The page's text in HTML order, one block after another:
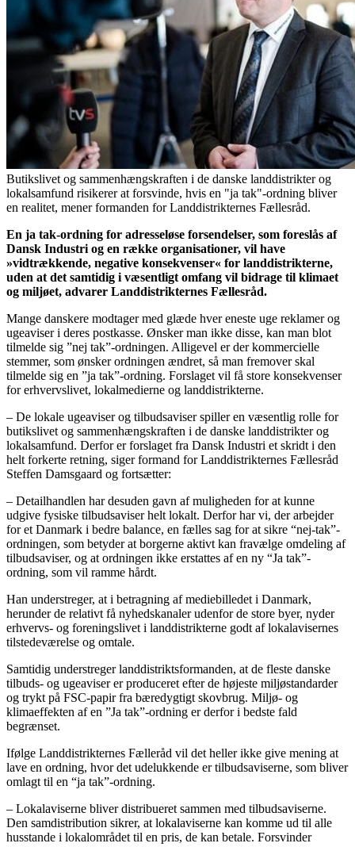
Butikslivet og sammenhængskraften i de danske landdistrikter og
lokalsamfund risikerer at forsvinde, hvis en "ja tak"-ordning bliver
en realitet, mener formanden for Landdistrikternes Fællesråd.
En ja tak-ordning for adresseløse forsendelser, som foreslås af
Dansk Industri og en række organisationer, vil have
»vidtrækkende, negative konsekvenser« for landdistrikterne,
uden at det samtidig i væsentligt omfang vil bidrage til klimaet
og miljøet, advarer Landdistrikternes Fællesråd.
Mange danskere modtager med glæde hver eneste uge reklamer og
ugeaviser i deres postkasse. Ønsker man ikke disse, kan man blot
tilmelde sig ”nej tak”-ordningen. Alligevel er der kommercielle
stemmer, som ønsker ordningen ændret, så man fremover skal
tilmelde sig en ”ja tak”-ordning. Forslaget vil få store konsekvenser
for erhvervslivet, lokalmedierne og landdistrikterne.
– De lokale ugeaviser og tilbudsaviser spiller en væsentlig rolle for
butikslivet og sammenhængskraften i de danske landdistrikter og
lokalsamfund. Derfor er forslaget fra Dansk Industri et skridt i den
helt forkerte retning, siger formand for Landdistrikternes Fællesråd
Steffen Damsgaard og fortsætter:
– Detailhandlen har desuden gavn af muligheden for at kunne
udgive fysiske tilbudsaviser helt lokalt. Derfor har vi, der arbejder
for et Danmark i bedre balance, en fælles sag for at sikre “nej-tak”-
ordningen, som betyder at borgerne aktivt kan fravælge omdeling af
tilbudsaviser, og at ordningen ikke erstattes af en ny “Ja tak”-
ordning, som vil ramme hårdt.
Han understreger, at i betragning af mediebilledet i Danmark,
herunder de relativt få nyhedskanaler udenfor de store byer, nyder
erhvervs- og foreningslivet i landdistrikterne godt af lokalavisernes
tilstedeværelse og omtale.
Samtidig understreger landdistriktsformanden, at de fleste danske
tilbuds- og ugeaviser er produceret efter de højeste miljøstandarder
og trykt på FSC-papir fra bæredygtigt skovbrug. Miljø- og
klimaeffekten af en ”Ja tak”-ordning er derfor i bedste fald
begrænset.
Ifølge Landdistrikternes Fælleråd vil det heller ikke give mening at
lave en ordning, hvor det udelukkende er tilbudsaviserne, som bliver
omlagt til en “ja tak”-ordning.
– Lokalaviserne bliver distribueret sammen med tilbudsaviserne.
Den samdistribution sikrer, at lokalaviserne kan komme ud til alle
husstande i lokalområdet til en pris, de kan betale. Forsvinder